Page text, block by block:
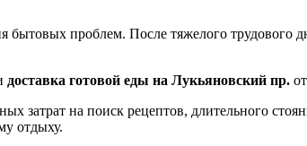
бытовых проблем. После тяжелого трудового
доставка готовой еды на Лукьяновский пр.
затрат на поиск рецептов, длительного
отдыху.